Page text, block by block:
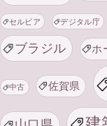
セルビア デジタル庁
ブラジル ホ
中古 佐賀県